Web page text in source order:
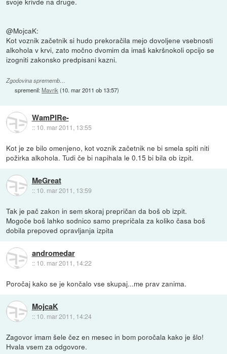
@MojcaK:
Kot voznik začetnik si hudo prekoračila mejo dovoljene vsebnosti
alkohola v krvi, zato močno dvomim da imaš kakršnokoli opcijo se
izogniti zakonsko predpisani kazni.
Zgodovina sprememb…
spremenil:Mavrik (10. mar 2011 ob 13:57)
WamPIRe-
:: 10. mar 2011, 13:55
Kot je ze bilo omenjeno, kot voznik začetnik ne bi smela spiti niti
požirka alkohola. Tudi če bi napihala le 0.15 bi bila ob izpit.
MeGreat
:: 10. mar 2011, 13:59
Tak je pač zakon in sem skoraj prepričan da boš ob izpit.
Mogoče boš lahko sodnico samo prepričala za koliko časa boš
dobila prepoved opravljanja izpita
andromedar
:: 10. mar 2011, 14:22
Poročaj kako se je končalo vse skupaj...me prav zanima.
MojcaK
:: 10. mar 2011, 14:24
Zagovor imam šele čez en mesec in bom poročala kako je šlo!
Hvala vsem za odgovore.